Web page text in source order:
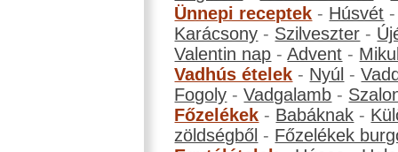
Ünnepi receptek - Húsvét
Karácsony - Szilveszter -
Valentin nap -Advent -
Vadhús ételek - Nyúl -
Fogoly -Vadgalamb -
Főzelékek - Babáknak -
zöldségből - Főzelékek